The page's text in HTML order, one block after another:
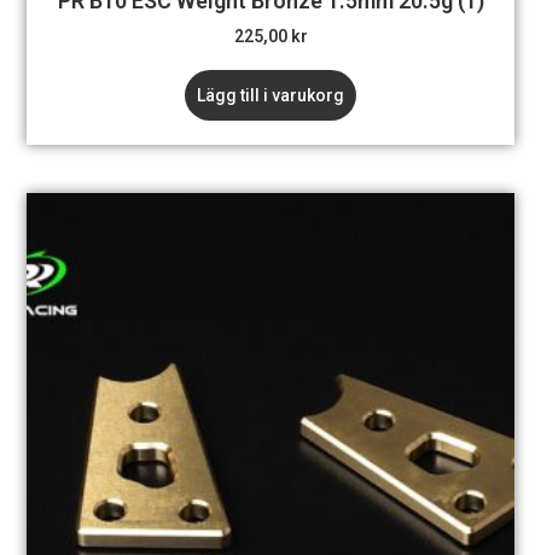
225,00 kr
Lägg till i varukorg